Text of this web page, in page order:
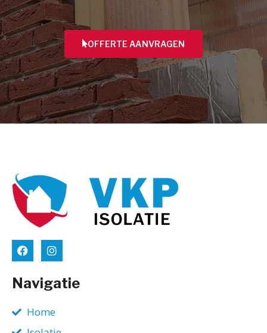
OFFERTE AANVRAGEN
Navigatie
Home